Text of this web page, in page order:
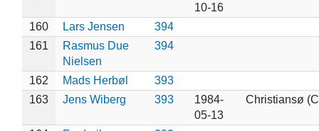
10-16
160 Lars Jensen
394
161
Rasmus Due
Nielsen
394
162 Mads Herbøl
393
163
Jens Wiberg 393
1984-
05-13
Christiansø